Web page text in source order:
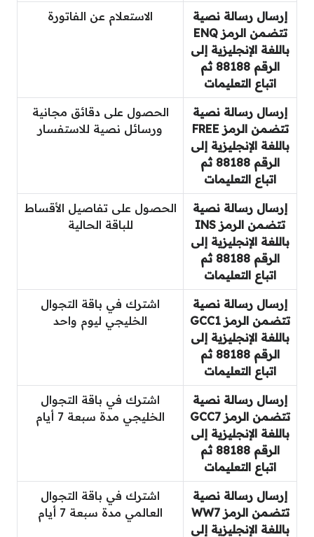
إرسال رسالة نصية
تتضمن الرمز ENQ
باللغة الإنجليزية إلى
الرقم 88188 ثم
اتباع التعليمات
الاستعلام عن الفاتورة
إرسال رسالة نصية
تتضمن الرمز FREE
باللغة الإنجليزية إلى
الرقم 88188 ثم
اتباع التعليمات
الحصول على دقائق مجانية
ورسائل نصية للاستفسار
إرسال رسالة نصية
تتضمن الرمز INS
باللغة الإنجليزية إلى
الرقم 88188 ثم
اتباع التعليمات
الحصول على تفاصيل الأقساط
للباقة الحالية
إرسال رسالة نصية
تتضمن الرمز GCC1
باللغة الإنجليزية إلى
الرقم 88188 ثم
اتباع التعليمات
اشترك في باقة التجوال
الخليجي ليوم واحد
إرسال رسالة نصية
تتضمن الرمز GCC7
باللغة الإنجليزية إلى
الرقم 88188 ثم
اتباع التعليمات
اشترك في باقة التجوال
الخليجي مدة سبعة 7 أيام
إرسال رسالة نصية
تتضمن الرمز WW7
باللغة الإنجليزية إلى
اشترك في باقة التجوال
العالمي مدة سبعة 7 أيام